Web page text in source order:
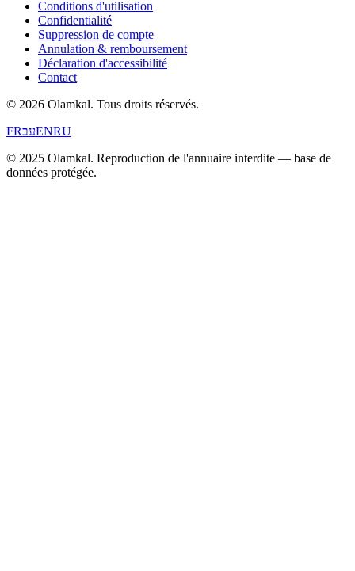
Conditions d'utilisation
Confidentialité
Suppression de compte
Annulation & remboursement
Déclaration d'accessibilité
Contact
© 2026 Olamkal. Tous droits réservés.
FRעבENRU
© 2025 Olamkal. Reproduction de l'annuaire interdite — base de
données protégée.